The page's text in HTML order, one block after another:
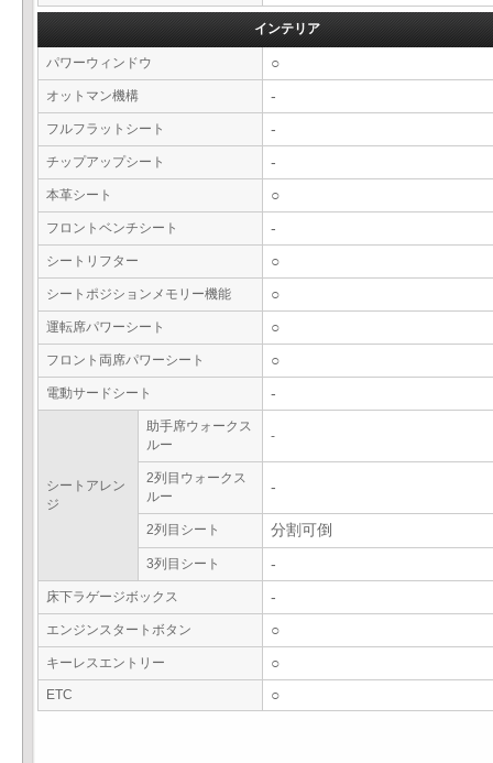
インテリア
パワーウィンドウ ○
オットマン機構 -
フルフラットシート -
チップアップシート -
本革シート ○
フロントベンチシート -
シートリフター ○
シートポジションメモリー機能 ○
運転席パワーシート ○
フロント両席パワーシート ○
電動サードシート -
シートアレン
ジ
助手席ウォークス
ルー
-
2列目ウォークス
ルー
-
2列目シート 分割可倒
3列目シート -
床下ラゲージボックス -
エンジンスタートボタン ○
キーレスエントリー ○
ETC ○